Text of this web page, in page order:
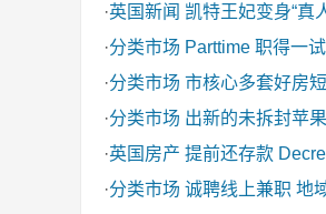
·英国新闻 凯特王妃变身“真
·分类市场 Parttime 职得一试
·分类市场 市核心多套好房
·分类市场 出新的未拆封苹
·英国房产 提前还存款
·分类市场 诚聘线上兼职 地